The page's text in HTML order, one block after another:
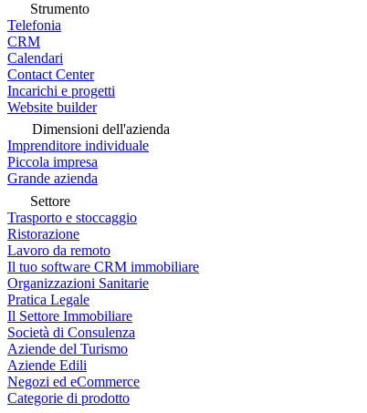
Strumento
Telefonia
CRM
Calendari
Contact Center
Incarichi e progetti
Website builder
Dimensioni dell'azienda
Imprenditore individuale
Piccola impresa
Grande azienda
Settore
Trasporto e stoccaggio
Ristorazione
Lavoro da remoto
Il tuo software CRM immobiliare
Organizzazioni Sanitarie
Pratica Legale
Il Settore Immobiliare
Società di Consulenza
Aziende del Turismo
Aziende Edili
Negozi ed eCommerce
Categorie di prodotto